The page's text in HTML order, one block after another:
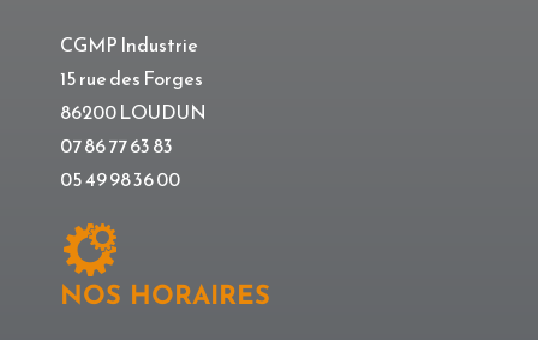
CGMP Industrie
15 rue des Forges
86200 LOUDUN
07 86 77 63 83
05 49 98 36 00
NOS HORAIRES